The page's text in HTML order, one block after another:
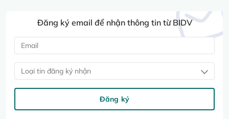
Đăng ký email để nhận thông tin từ BIDV
Loại tin đăng ký nhận
Đăng ký